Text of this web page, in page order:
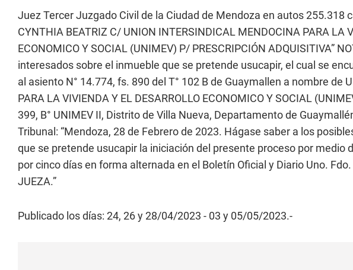
Juez Tercer Juzgado Civil de la Ciudad de Mendoza en autos 255.318
CYNTHIA BEATRIZ C/ UNION INTERSINDICAL MENDOCINA PARA LA
ECONOMICO Y SOCIAL (UNIMEV) P/ PRESCRIPCIÓN ADQUISITIVA”
interesados sobre el inmueble que se pretende usucapir, el cual se
al asiento N° 14.774, fs. 890 del T° 102 B de Guaymallen a nombre de
PARA LA VIVIENDA Y EL DESARROLLO ECONOMICO Y SOCIAL
399, B° UNIMEV II, Distrito de Villa Nueva, Departamento de
Tribunal: “Mendoza, 28 de Febrero de 2023. Hágase saber a los
que se pretende usucapir la iniciación del presente proceso por medio
por cinco días en forma alternada en el Boletín Oficial y Diario Uno. Fdo.
JUEZA.”
Publicado los días: 24, 26 y 28/04/2023 - 03 y 05/05/2023.-